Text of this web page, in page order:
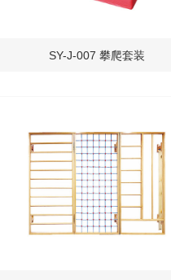
SY-J-007 攀爬套装